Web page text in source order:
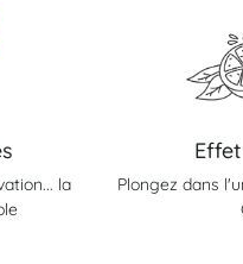
la
Plongez dans